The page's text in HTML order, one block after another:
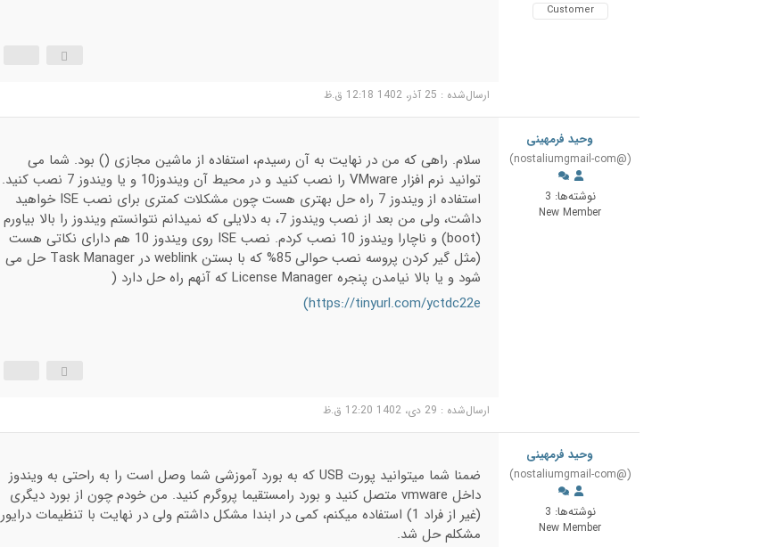
Customer
ارسال‌شده : 25 آذر، 1402 12:18 ق.ظ
وحید فرمهینی
(@nostaliumgmail-com)
نوشته‌ها: 3
New Member
سلام. راهی که من در نهایت به آن رسیدم، استفاده از ماشین مجازی () بود. شما می
توانید نرم افزار VMware را نصب کنید و در محیط آن ویندوز10 و یا ویندوز 7 نصب کنید.
استفاده از ویندوز 7 راه حل بهتری هست چون مشکلات کمتری برای نصب ISE خواهید
داشت، ولی من بعد از نصب ویندوز 7، به دلایلی که نمیدانم نتوانستم ویندوز را بالا بیاورم
(boot) و ناچارا ویندوز 10 نصب کردم. نصب ISE روی ویندوز 10 هم دارای نکاتی هست
(مثل گیر کردن پروسه نصب حوالی 85% که با بستن weblink در Task Manager حل می
شود و یا بالا نیامدن پنجره License Manager که آنهم راه حل دارد (
https://tinyurl.com/yctdc22e)
ارسال‌شده : 29 دی، 1402 12:20 ق.ظ
وحید فرمهینی
(@nostaliumgmail-com)
نوشته‌ها: 3
New Member
ضمنا شما میتوانید پورت USB که به بورد آموزشی شما وصل است را به راحتی به ویندوز
داخل vmware متصل کنید و بورد رامستقیما پروگرم کنید. من خودم چون از بورد دیگری
(غیر از فراد 1) استفاده میکنم، کمی در ابندا مشکل داشتم ولی در نهایت با تنظیمات درایور
مشکلم حل شد.